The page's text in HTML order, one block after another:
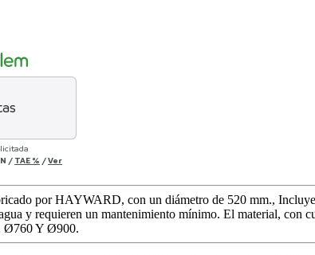
/ TAE % /Ver
por HAYWARD, con un diámetro de 520 mm.,
y requieren un mantenimiento mínimo. El material, con
Ø760 Y Ø900.